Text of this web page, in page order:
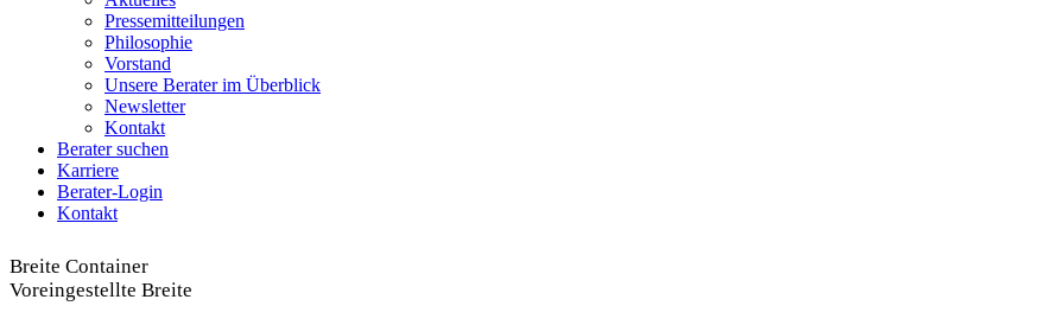
Pressemitteilungen
Philosophie
Vorstand
Unsere Berater im Überblick
Newsletter
Kontakt
Berater suchen
Karriere
Berater-Login
Kontakt
Breite Container
Voreingestellte Breite